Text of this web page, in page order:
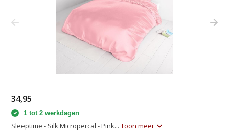
34,95
1 tot 2 werkdagen
Sleeptime - Silk Micropercal - Pink...Toon meer